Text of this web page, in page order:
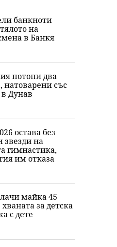
банкноти
на
в Банкя
потопи два
натоварени със
Дунав
остава без
звезди на
гимнастика,
им отказа
майка 45
за детска
с дете